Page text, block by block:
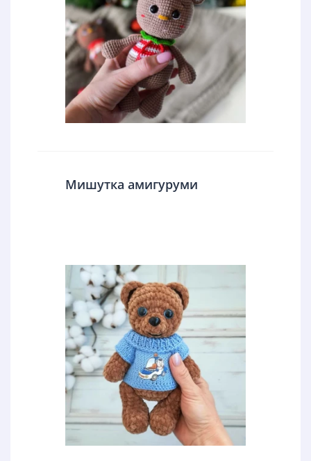
Мишутка амигуруми